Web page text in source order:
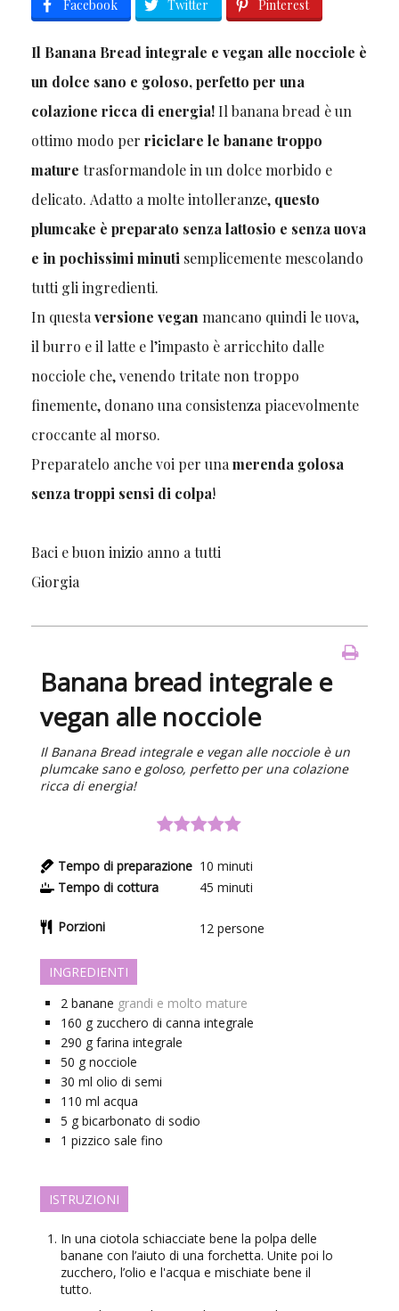
Facebook Twitter Pinterest
Il Banana Bread integrale e vegan alle nocciole è
un dolce sano e goloso, perfetto per una
colazione ricca di energia! Il banana bread è un
ottimo modo per riciclare le banane troppo
mature trasformandole in un dolce morbido e
delicato. Adatto a molte intolleranze, questo
plumcake è preparato senza lattosio e senza uova
e in pochissimi minuti semplicemente mescolando
tutti gli ingredienti.
In questaversione veganmancano quindi le uova,
il burro e il latte e l’impasto è arricchito dalle
nocciole che, venendo tritate non troppo
finemente, donano una consistenza piacevolmente
croccante al morso.
Preparatelo anche voi per unamerenda golosa
senza troppi sensi di colpa!
Baci e buon inizio anno a tutti
Giorgia
Banana bread integrale e
vegan alle nocciole
Il Banana Bread integrale e vegan alle nocciole è un
plumcake sano e goloso, perfetto per una colazione
ricca di energia!
Tempo di preparazione 10 minuti
Tempo di cottura
45 minuti
Porzioni 12 persone
INGREDIENTI
2 banane grandi e molto mature
160 g zucchero di canna integrale
290 g farina integrale
50 g nocciole
30 ml olio di semi
110 ml acqua
5 g bicarbonato di sodio
1 pizzico sale fino
ISTRUZIONI
In una ciotola schiacciate bene la polpa delle
banane con l’aiuto di una forchetta. Unite poi lo
zucchero, l’olio e l'acqua e mischiate bene il
tutto.